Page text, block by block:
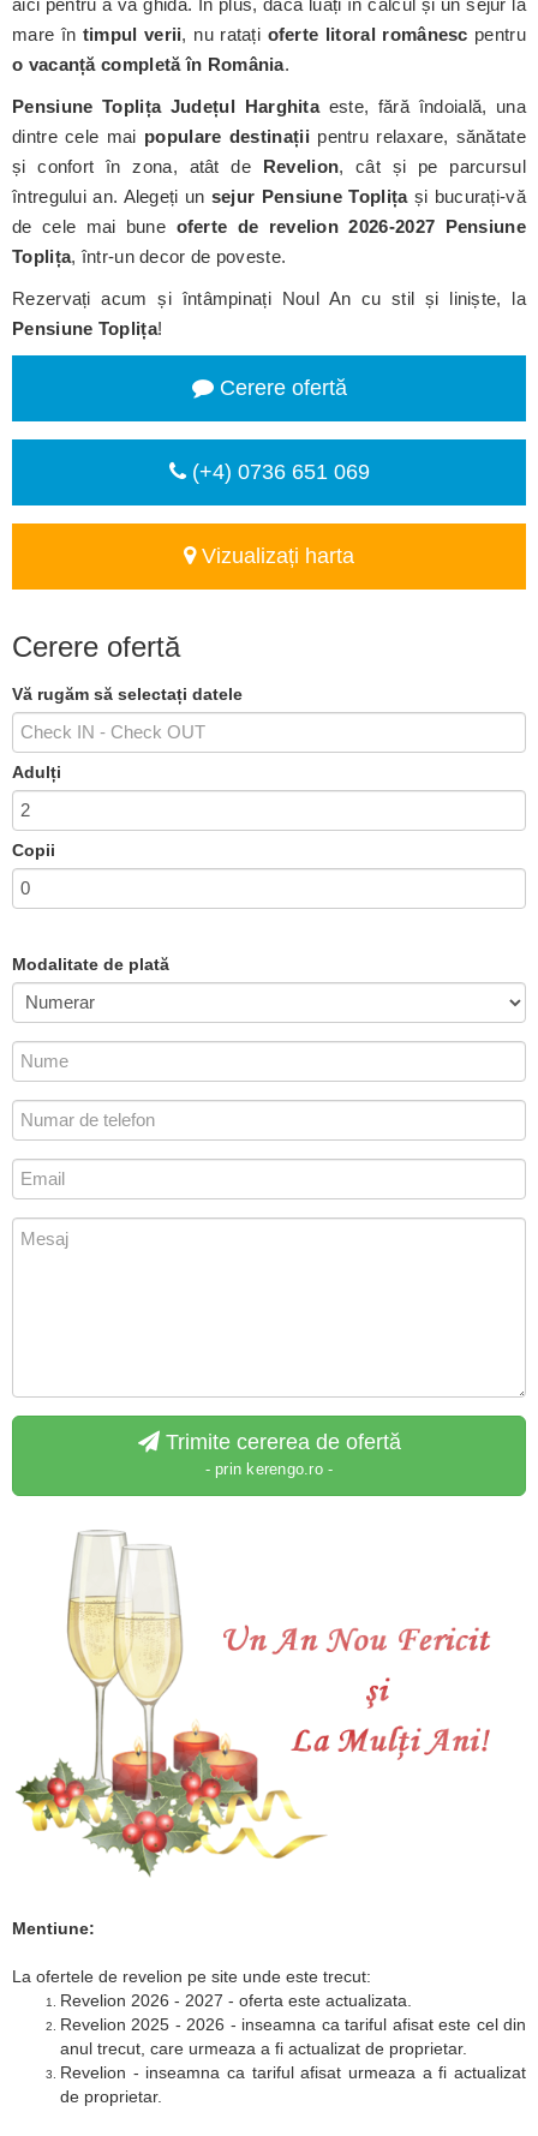
mare în timpul verii, nu ratați oferte litoral românesc pentru
o vacanță completă în România.
Pensiune Toplița Județul Harghitaeste, fără îndoială, una
dintre cele mai populare destinații pentru relaxare, sănătate
și confort în zona, atât de Revelion, cât și pe parcursul
întregului an. Alegeți un sejur Pensiune Toplițași bucurați-vă
de cele mai bune oferte de revelion 2026-2027 Pensiune
Toplița, într-un decor de poveste.
Rezervați acum și întâmpinați Noul An cu stil și liniște, la
Pensiune Toplița!
Cerere ofertă
(+4) 0736 651 069
Vizualizați harta
Cerere ofertă
Vă rugăm să selectați datele
Adulți
Copii
Modalitate de plată
Trimite cererea de ofertă
- prin kerengo.ro -
Mentiune:
La ofertele de revelion pe site unde este trecut:
Revelion 2026 - 2027 - oferta este actualizata.
Revelion 2025 - 2026 - inseamna ca tariful afisat este cel din
anul trecut, care urmeaza a fi actualizat de proprietar.
Revelion - inseamna ca tariful afisat urmeaza a fi actualizat
de proprietar.